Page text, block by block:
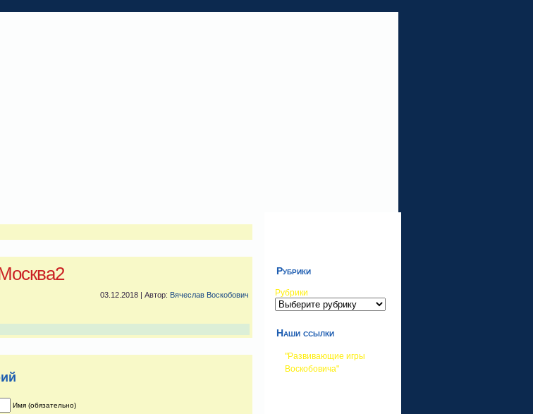
03.12.2018 | Автор: Вячеслав Воскобович
Имя (обязательно)
Рубрики
Рубрики
Наши ссылки
"Развивающие игры
Воскобовича"